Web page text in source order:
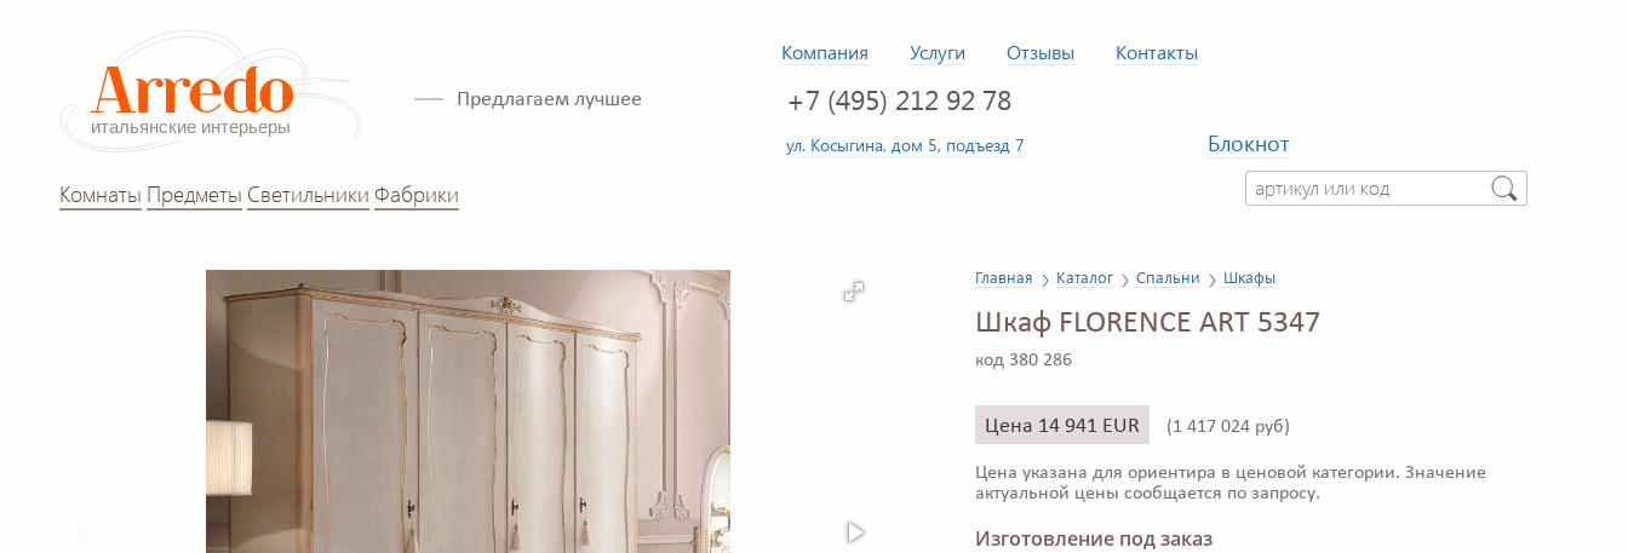
Компания Услуги Отзывы Контакты
Предлагаем лучшее +7 (495) 212 92 78
ул. Косыгина, дом 5, подъезд 7
Блокнот
Комнаты Предметы Светильники Фабрики
Главная Каталог Спальни Шкафы
Шкаф FLORENCE ART 5347
код 380 286
Цена 14 941 EUR (1 417 024 руб)
Цена указана для ориентира в ценовой категории. Значение
актуальной цены сообщается по запросу.
Изготовление под заказ